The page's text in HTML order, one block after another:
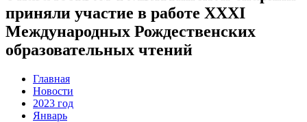
приняли участие в работе XXXI
Международных Рождественских
образовательных чтений
Главная
Новости
2023 год
Январь